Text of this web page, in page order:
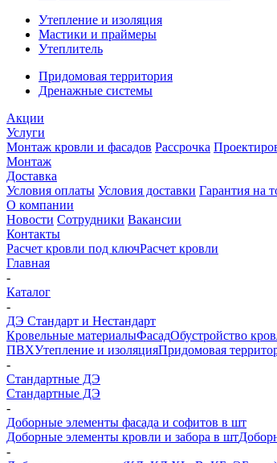
Утепление и изоляция
Мастики и праймеры
Утеплитель
Придомовая территория
Дренажные системы
Акции
Услуги
Монтаж кровли и фасадов Рассрочка
Монтаж
Доставка
Условия оплаты Условия доставки Гарантия на
О компании
Новости Сотрудники Вакансии
Контакты
Расчет кровли под ключРасчет кровли
Главная
-
Каталог
-
ДЭ Стандарт и Нестандарт
Кровельные материалыФасадОбустройство
ПВХУтепление и изоляцияПридомовая
-
Стандартные ДЭ
Стандартные ДЭ
-
Доборные элементы фасада и софитов в шт
Доборные элементы кровли и забора в шт
-